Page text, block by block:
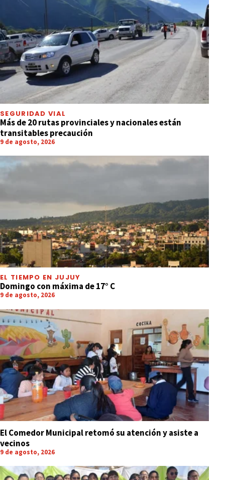
SEGURIDAD VIAL
Más de 20 rutas provinciales y nacionales están
transitables precaución
9 de agosto, 2026
EL TIEMPO EN JUJUY
Domingo con máxima de 17° C
9 de agosto, 2026
El Comedor Municipal retomó su atención y asiste a
vecinos
9 de agosto, 2026